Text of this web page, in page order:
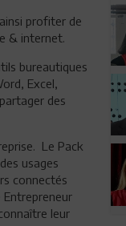
profiter de
& internet.
bureautiques
Excel,
des
Le Pack
usages
connectés
leur